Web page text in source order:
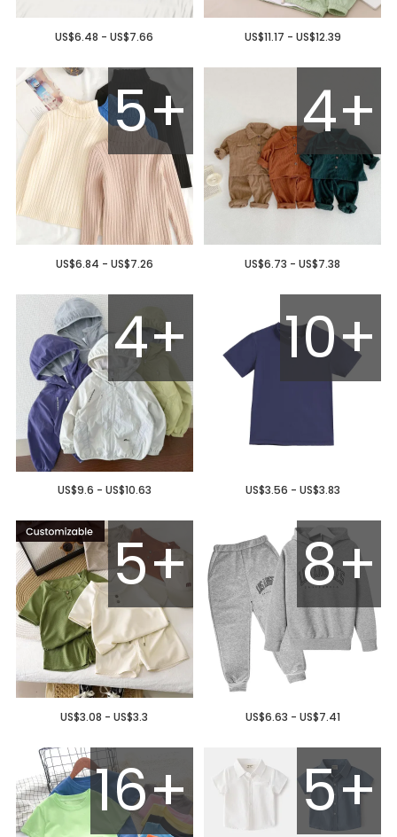
US$6.48 - US$7.66 US$11.17 - US$12.39
5+
US$6.84 - US$7.26
4+
US$6.73 - US$7.38
4+
US$9.6 - US$10.63
10+
US$3.56 - US$3.83
5+
US$3.08 - US$3.3
8+
US$6.63 - US$7.41
16+ 5+